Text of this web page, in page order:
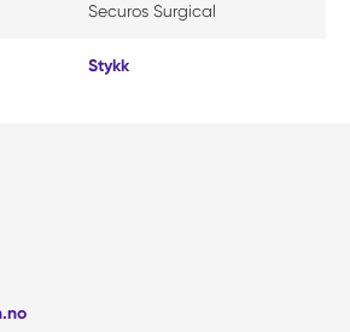
Securos Surgical
Stykk